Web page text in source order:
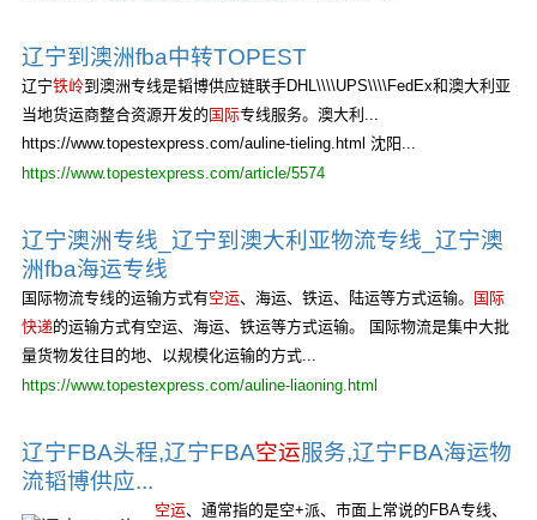
辽宁到澳洲fba中转TOPEST
辽宁铁岭到澳洲专线是韬博供应链联手DHL\\\\UPS\\\\FedEx和澳大利亚
当地货运商整合资源开发的 国际专线服务。澳大利...
https://www.topestexpress.com/auline-tieling.html 沈阳...
https://www.topestexpress.com/article/5574
辽宁澳洲专线_辽宁到澳大利亚物流专线_辽宁澳
洲fba海运专线
国际物流专线的运输方式有空运、海运、铁运、陆运等方式运输。
国际
快递的运输方式有空运、海运、铁运等方式运输。 国际物流是集中大批
量货物发往目的地、以规模化运输的方式...
https://www.topestexpress.com/auline-liaoning.html
辽宁FBA头程,辽宁FBA空运服务,辽宁FBA海运物
流韬博供应...
空运、通常指的是空+派、市面上常说的FBA专线、